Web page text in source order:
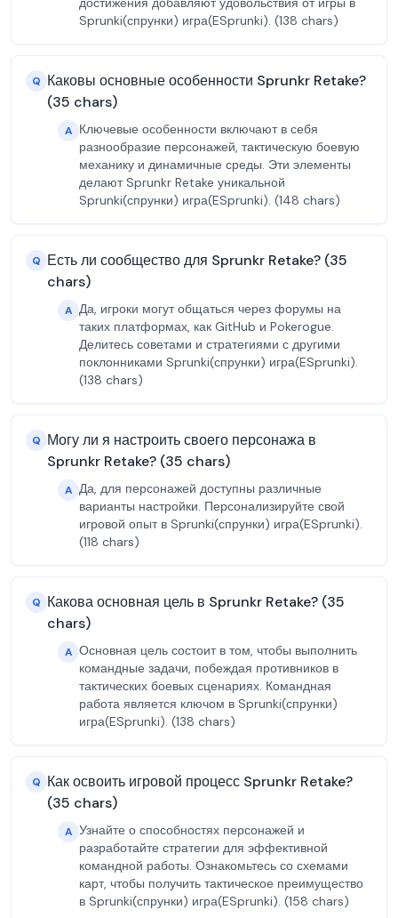
Sprunki(спрунки) игра(ESprunki). (138 chars)
Q Каковы основные особенности Sprunkr Retake?
(35 chars)
A Ключевые особенности включают в себя
разнообразие персонажей, тактическую боевую
механику и динамичные среды. Эти элементы
делают Sprunkr Retake уникальной
Sprunki(спрунки) игра(ESprunki). (148 chars)
Q Есть ли сообщество для Sprunkr Retake? (35
chars)
A Да, игроки могут общаться через форумы на
таких платформах, как GitHub и Pokerogue.
Делитесь советами и стратегиями с другими
поклонниками Sprunki(спрунки) игра(ESprunki).
(138 chars)
Q Могу ли я настроить своего персонажа в
Sprunkr Retake? (35 chars)
A Да, для персонажей доступны различные
варианты настройки. Персонализируйте свой
игровой опыт в Sprunki(спрунки) игра(ESprunki).
(118 chars)
Q Какова основная цель в Sprunkr Retake? (35
chars)
A Основная цель состоит в том, чтобы выполнить
командные задачи, побеждая противников в
тактических боевых сценариях. Командная
работа является ключом в Sprunki(спрунки)
игра(ESprunki). (138 chars)
Q Как освоить игровой процесс Sprunkr Retake?
(35 chars)
A Узнайте о способностях персонажей и
разработайте стратегии для эффективной
командной работы. Ознакомьтесь со схемами
карт, чтобы получить тактическое преимущество
в Sprunki(спрунки) игра(ESprunki). (158 chars)